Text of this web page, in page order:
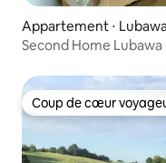
Appartement ⋅
Second Home Lubawa
Coup de cœur
Coup de cœur